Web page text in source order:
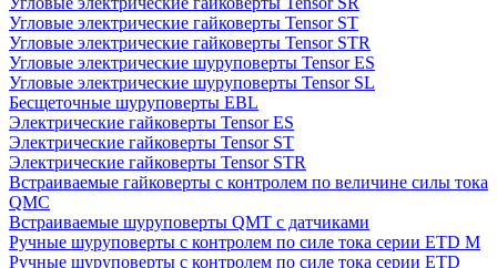
Угловые электрические гайковерты Tensor ST
Угловые электрические гайковерты Tensor STR
Угловые электрические шуруповерты Tensor ES
Угловые электрические шуруповерты Tensor SL
Бесщеточные шуруповерты EBL
Электрические гайковерты Tensor ES
Электрические гайковерты Tensor ST
Электрические гайковерты Tensor STR
Встраиваемые гайковерты с контролем по величине силы тока
QMC
Встраиваемые шуруповерты QMT с датчиками
Ручные шуруповерты с контролем по силе тока серии ETD M
Ручные шуруповерты с контролем по силе тока серии ETD